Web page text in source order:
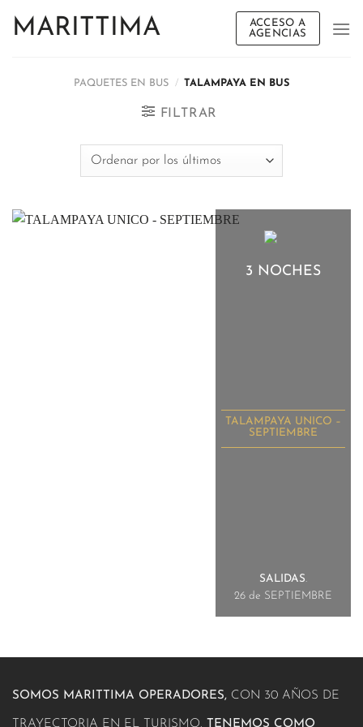
MARITTIMA
ACCESO A
AGENCIAS
PAQUETES EN BUS / TALAMPAYA EN BUS
FILTRAR
3 NOCHES
TALAMPAYA UNICO –
SEPTIEMBRE
SALIDAS.
26 de SEPTIEMBRE
SOMOS MARITTIMA OPERADORES, CON 30 AÑOS DE
TRAYECTORIA EN EL TURISMO. TENEMOS COMO